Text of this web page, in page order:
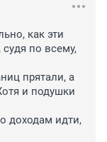
как эти
по всему,
прятали, а
и подушки
доходам идти,